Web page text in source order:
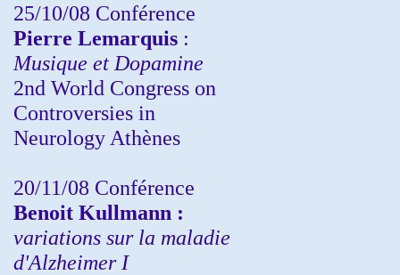
25/10/08 Conférence
Pierre Lemarquis :
Musique et Dopamine
2nd World Congress on
Controversies in
Neurology Athènes
20/11/08 Conférence
Benoit Kullmann :
variations sur la maladie
d'Alzheimer I